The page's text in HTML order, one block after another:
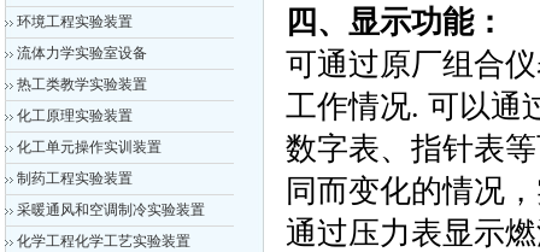
环境工程实验装置
流体力学实验室设备
热工类教学实验装置
化工原理实验装置
化工单元操作实训装置
制药工程实验装置
采暖通风和空调制冷实验装置
化学工程化学工艺实验装置
四、显示功能：
可通过原厂组合
工作情况. 可以通
数字表、指针表
同而变化的情况
通过压力表显示